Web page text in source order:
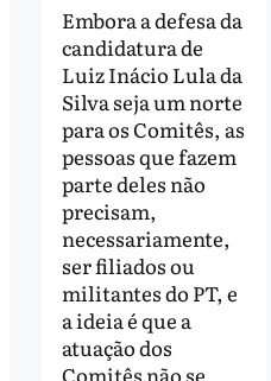
Embora a defesa da
candidatura de
Luiz Inácio Lula da
Silva seja um norte
para os Comitês, as
pessoas que fazem
parte deles não
precisam,
necessariamente,
ser filiados ou
militantes do PT, e
a ideia é que a
atuação dos
Comitês não se